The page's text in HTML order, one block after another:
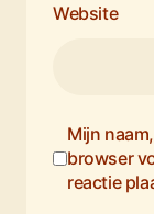
Website
Mijn
browser
reactie